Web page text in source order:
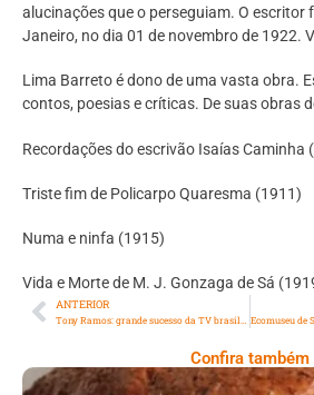
alucinações que o perseguiam. O escritor
Janeiro, no dia 01 de novembro de 1922.
Lima Barreto é dono de uma vasta obra.
contos, poesias e críticas. De suas obras
Recordações do escrivão Isaías Caminha
Triste fim de Policarpo Quaresma (1911)
Numa e ninfa (1915)
Vida e Morte de M. J. Gonzaga de Sá
ANTERIOR
Confira também